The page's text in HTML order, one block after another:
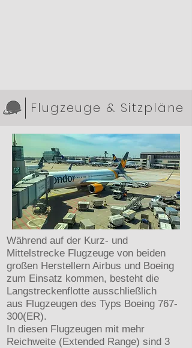
Flugzeuge & Sitzpläne
Während auf der Kurz- und
Mittelstrecke Flugzeuge von beiden
großen Herstellern Airbus und Boeing
zum Einsatz kommen, besteht die
Langstreckenflotte ausschließlich
aus Flugzeugen des Typs Boeing 767-
300(ER).
In diesen Flugzeugen mit mehr
Reichweite (Extended Range) sind 3